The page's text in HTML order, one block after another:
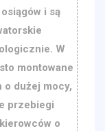
i są
W
montowane
o dużej mocy,
przebiegi
o